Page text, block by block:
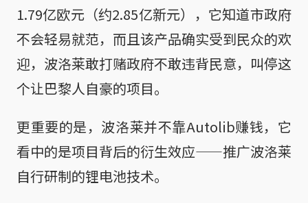
1.79亿欧元（约2.85亿新元），它知道市政府
不会轻易就范，而且该产品确实受到民众的欢
迎，波洛莱敢打赌政府不敢违背民意，叫停这
个让巴黎人自豪的项目。
更重要的是，波洛莱并不靠Autolib赚钱，它
看中的是项目背后的衍生效应——推广波洛莱
自行研制的锂电池技术。